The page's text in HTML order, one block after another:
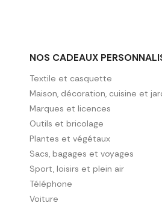
NOS CADEAUX
Textile et casquette
Maison, décoration, cuisine et
Marques et licences
Outils et bricolage
Plantes et végétaux
Sacs, bagages et voyages
Sport, loisirs et plein air
Téléphone
Voiture